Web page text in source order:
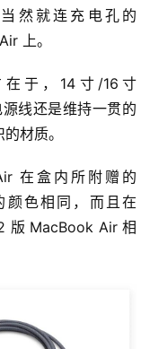
然就连充电孔的
上。
于，14寸/16寸
线还是维持一贯的
材质。
在盒内所附赠的
颜色相同，而且在
版 MacBook Air 相